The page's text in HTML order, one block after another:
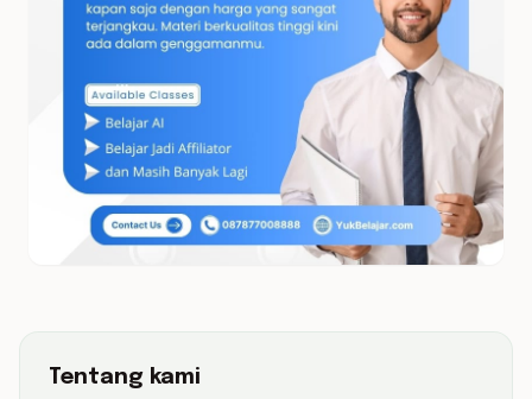
Tentang kami